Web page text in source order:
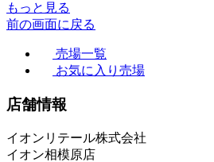
もっと見る
前の画面に戻る
売場一覧
お気に入り売場
店舗情報
イオンリテール株式会社
イオン相模原店